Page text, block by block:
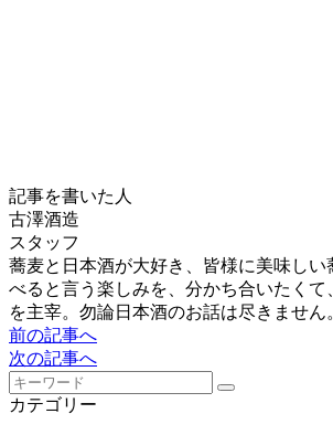
記事を書いた人
古澤酒造
スタッフ
蕎麦と日本酒が大好き、皆様に美味しい
べると言う楽しみを、分かち合いたくて
を主宰。勿論日本酒のお話は尽きません
前の記事へ
次の記事へ
カテゴリー